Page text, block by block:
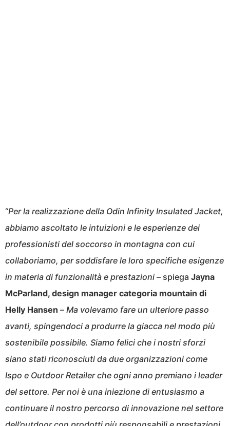
“Per la realizzazione della Odin Infinity Insulated Jacket,
abbiamo ascoltato le intuizioni e le esperienze dei
professionisti del soccorso in montagna con cui
collaboriamo, per soddisfare le loro specifiche esigenze
in materia di funzionalità e prestazioni – spiega Jayna
McParland, design manager categoria mountain di
Helly Hansen – Ma volevamo fare un ulteriore passo
avanti, spingendoci a produrre la giacca nel modo più
sostenibile possibile. Siamo felici che i nostri sforzi
siano stati riconosciuti da due organizzazioni come
Ispo e Outdoor Retailer che ogni anno premiano i leader
del settore. Per noi è una iniezione di entusiasmo a
continuare il nostro percorso di innovazione nel settore